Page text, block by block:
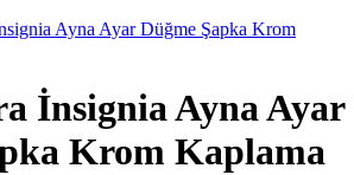
İnsignia Ayna Ayar
Krom Kaplama